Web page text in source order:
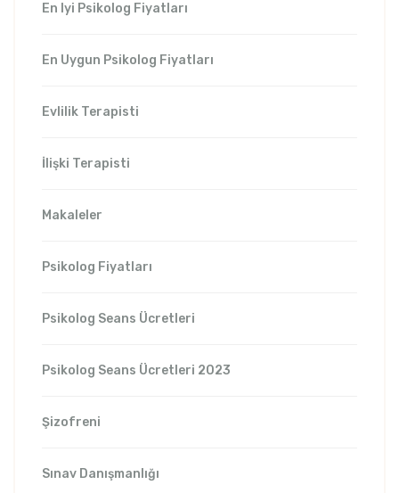
En Iyi Psikolog Fiyatları
En Uygun Psikolog Fiyatları
Evlilik Terapisti
İlişki Terapisti
Makaleler
Psikolog Fiyatları
Psikolog Seans Ücretleri
Psikolog Seans Ücretleri 2023
Şizofreni
Sınav Danışmanlığı